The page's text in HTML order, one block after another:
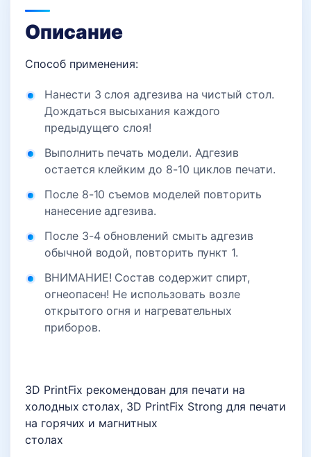
Описание
Способ применения:
Нанести 3 слоя адгезива на чистый стол.
Дождаться высыхания каждого
предыдущего слоя!
Выполнить печать модели. Адгезив
остается клейким до 8-10 циклов печати.
После 8-10 съемов моделей повторить
нанесение адгезива.
После 3-4 обновлений смыть адгезив
обычной водой, повторить пункт 1.
ВНИМАНИЕ! Состав содержит спирт,
огнеопасен! Не использовать возле
открытого огня и нагревательных
приборов.
3D PrintFix рекомендован для печати на
холодных столах, 3D PrintFix Strong для печати
на горячих и магнитных
столах